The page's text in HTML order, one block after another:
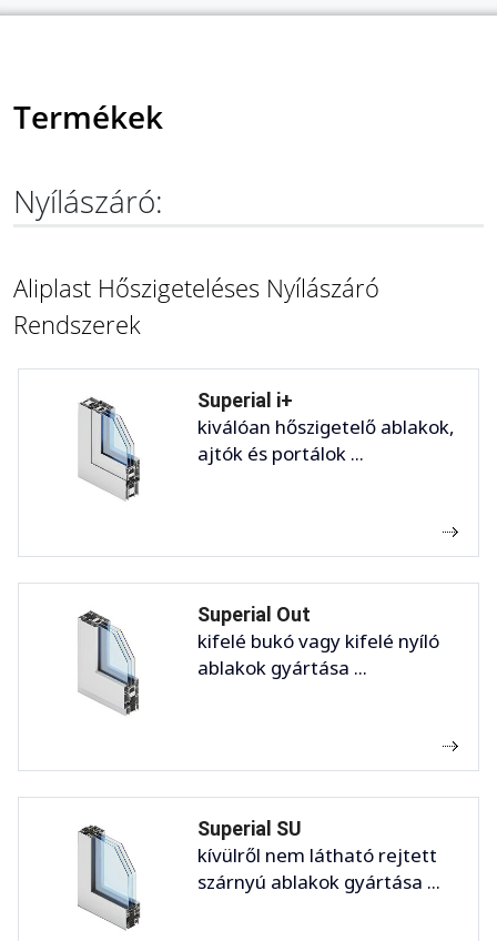
Termékek
Nyílászáró:
Aliplast Hőszigeteléses Nyílászáró
Rendszerek
Superial i+
kiválóan hőszigetelő ablakok,
ajtók és portálok ...
Superial Out
kifelé bukó vagy kifelé nyíló
ablakok gyártása ...
Superial SU
kívülről nem látható rejtett
szárnyú ablakok gyártása ...